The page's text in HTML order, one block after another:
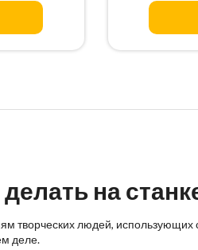
на
творческих людей, использующих
деле.